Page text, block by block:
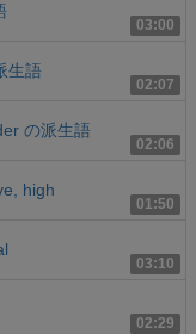
03:00
02:07
生語
02:06
の派生語
01:50
high
03:10
02:29